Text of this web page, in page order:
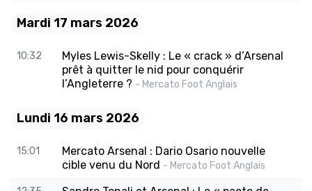
Mardi 17 mars 2026
10:32
Myles Lewis-Skelly : Le « crack » d’Arsenal
prêt à quitter le nid pour conquérir
l’Angleterre ? - Mercato Foot Anglais
Lundi 16 mars 2026
15:01
Mercato Arsenal : Dario Osario nouvelle
cible venu du Nord - Mercato Foot Anglais